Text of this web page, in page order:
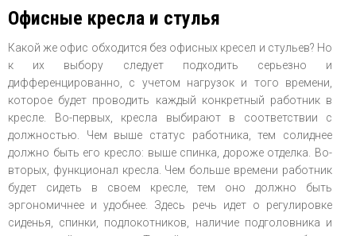
Офисные кресла и стулья
Какой же офис обходится без офисных кресел и стульев? Но
к их выбору следует подходить серьезно и
дифференцированно, с учетом нагрузок и того времени,
которое будет проводить каждый конкретный работник в
кресле. Во-первых, кресла выбирают в соответствии с
должностью. Чем выше статус работника, тем солиднее
должно быть его кресло: выше спинка, дороже отделка. Во-
вторых, функционал кресла. Чем больше времени работник
будет сидеть в своем кресле, тем оно должно быть
эргономичнее и удобнее. Здесь речь идет о регулировке
сиденья, спинки, подлокотников, наличие подголовника и